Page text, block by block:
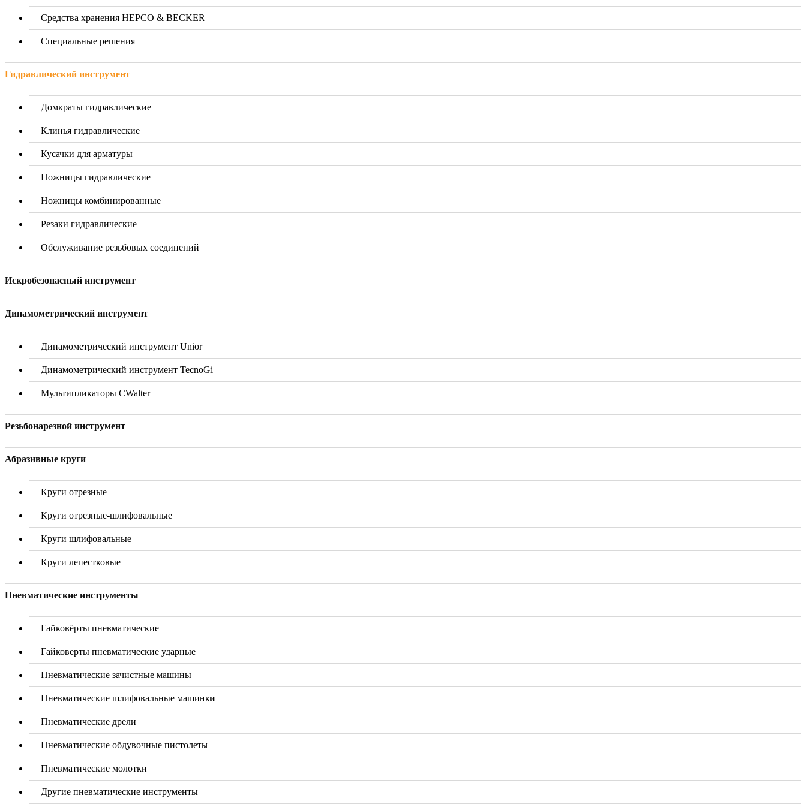
Средства хранения HEPCO & BECKER
Специальные решения
Гидравлический инструмент
Домкраты гидравлические
Клинья гидравлические
Кусачки для арматуры
Ножницы гидравлические
Ножницы комбинированные
Резаки гидравлические
Обслуживание резьбовых соединений
Искробезопасный инструмент
Динамометрический инструмент
Динамометрический инструмент Unior
Динамометрический инструмент TecnoGi
Мультипликаторы CWalter
Резьбонарезной инструмент
Абразивные круги
Круги отрезные
Круги отрезные-шлифовальные
Круги шлифовальные
Круги лепестковые
Пневматические инструменты
Гайковёрты пневматические
Гайковерты пневматические ударные
Пневматические зачистные машины
Пневматические шлифовальные машинки
Пневматические дрели
Пневматические обдувочные пистолеты
Пневматические молотки
Другие пневматические инструменты